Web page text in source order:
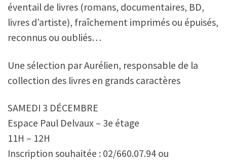
éventail de livres (romans, documentaires, BD,
livres d’artiste), fraîchement imprimés ou épuisés,
reconnus ou oubliés…
Une sélection par Aurélien, responsable de la
collection des livres en grands caractères
SAMEDI 3 DÉCEMBRE
Espace Paul Delvaux – 3e étage
11H – 12H
Inscription souhaitée : 02/660.07.94 ou